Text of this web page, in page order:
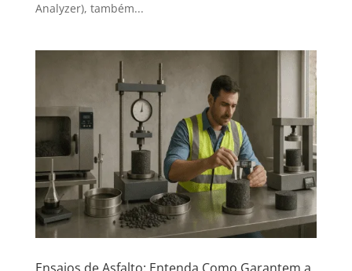
Analyzer), também...